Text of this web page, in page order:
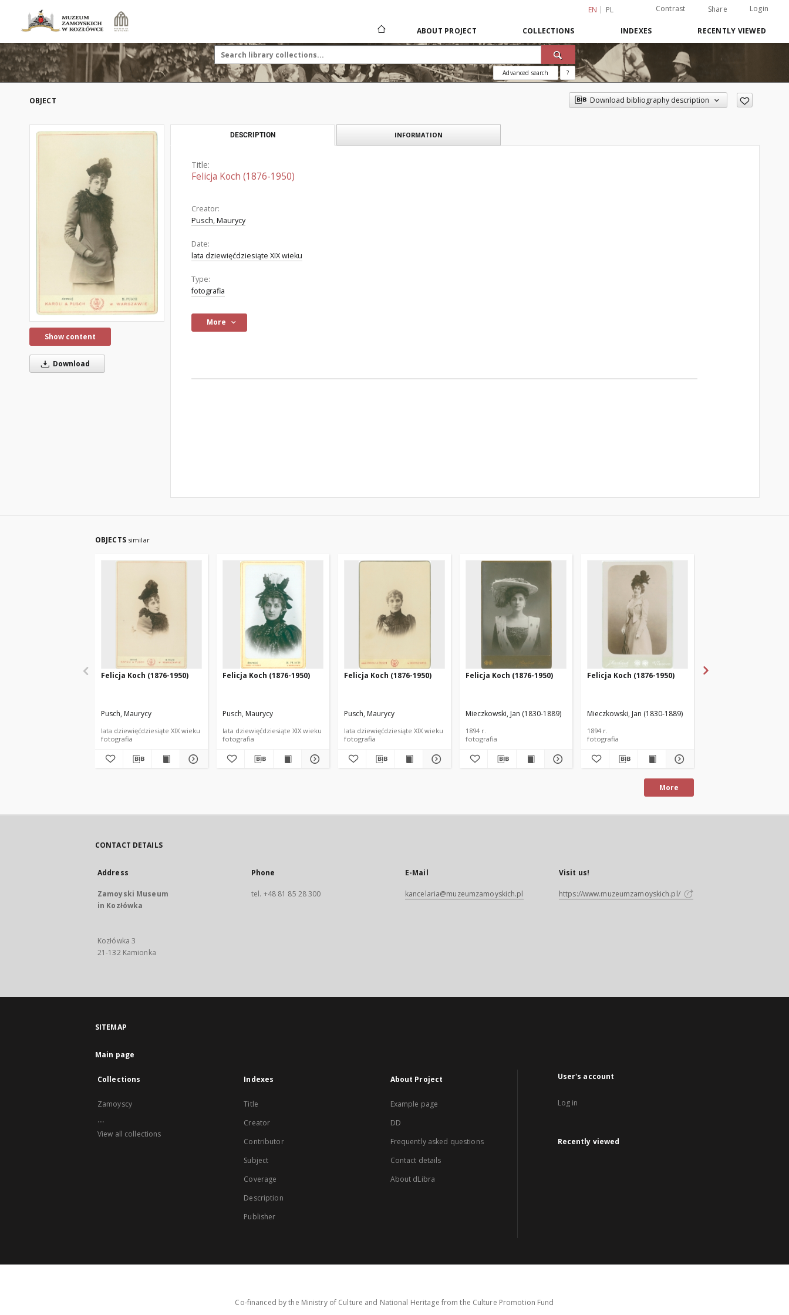
EN PL Contrast Share Login
ABOUT PROJECT COLLECTIONS INDEXES RECENTLY VIEWED
Advanced search ?
OBJECT Download bibliography description
Show content
Download
DESCRIPTION INFORMATION
Title:
Felicja Koch (1876-1950)
Creator:
Pusch, Maurycy
Date:
lata dziewięćdziesiąte XIX wieku
Type:
fotografia
More
OBJECTS similar
Felicja Koch (1876-1950)
Pusch, Maurycy
lata dziewięćdziesiąte XIX wieku
fotografia
Felicja Koch (1876-1950)
Pusch, Maurycy
lata dziewięćdziesiąte XIX wieku
fotografia
Felicja Koch (1876-1950)
Pusch, Maurycy
lata dziewięćdziesiąte XIX wieku
fotografia
Felicja Koch (1876-1950)
Mieczkowski, Jan (1830-1889)
1894 r.
fotografia
Felicja Koch (1876-1950)
Mieczkowski, Jan (1830-1889)
1894 r.
fotografia
More
CONTACT DETAILS
Address
Zamoyski Museum
in Kozłówka
Kozłówka 3
21-132 Kamionka
Phone
tel. +48 81 85 28 300
E-Mail
kancelaria@muzeumzamoyskich.pl
Visit us!
https://www.muzeumzamoyskich.pl/
SITEMAP
Main page
Collections
Zamoyscy
...
View all collections
Indexes
Title
Creator
Contributor
Subject
Coverage
Description
Publisher
About Project
Example page
DD
Frequently asked questions
Contact details
About dLibra
User's account
Log in
Recently viewed
Co-financed by the Ministry of Culture and National Heritage from the Culture Promotion Fund